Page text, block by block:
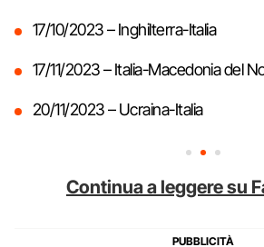
17/10/2023 – Inghilterra-Italia
17/11/2023 – Italia-Macedonia del
20/11/2023 – Ucraina-Italia
Continua a leggere su